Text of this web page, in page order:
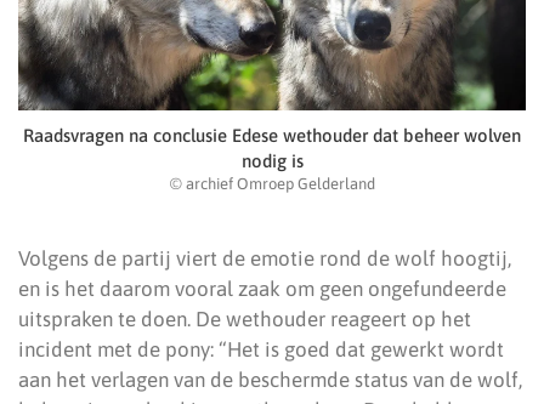
Raadsvragen na conclusie Edese wethouder dat beheer wolven
nodig is
© archief Omroep Gelderland
Volgens de partij viert de emotie rond de wolf hoogtij,
en is het daarom vooral zaak om geen ongefundeerde
uitspraken te doen. De wethouder reageert op het
incident met de pony: “Het is goed dat gewerkt wordt
aan het verlagen van de beschermde status van de wolf,